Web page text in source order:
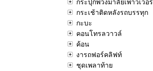
กระปุกพวงมาลัยเพาวเวอร์
กระเช้าติดหลังรถบรรทุก
กะบะ
คอนโทรลวาวล์
ค้อน
งารถฟอร์คลิฟท์
ชุดเพลาท้าย